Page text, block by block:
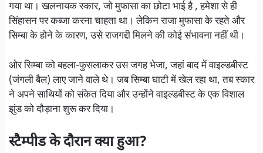
गया था। खलनायक स्कार, जो मुफासा का छोटा भाई है , हमेशा से ही
सिंहासन पर कब्जा करना चाहता था। लेकिन राजा मुफासा के रहते और
सिम्बा के होने के कारण, उसे राजगद्दी मिलने की कोई संभावना नहीं थी।
ओर सिम्बा को बहला-फुसलाकर उस जगह भेजा, जहां बाद में वाइल्डबीस्ट
(जंगली बैल) लाए जाने वाले थे। जब सिम्बा घाटी में खेल रहा था, तब स्कार
ने अपने साथियों को संकेत दिया और उन्होंने वाइल्डबीस्ट के एक विशाल
झुंड को दौड़ाना शुरू कर दिया।
स्टैम्पीड के दौरान क्या हुआ?